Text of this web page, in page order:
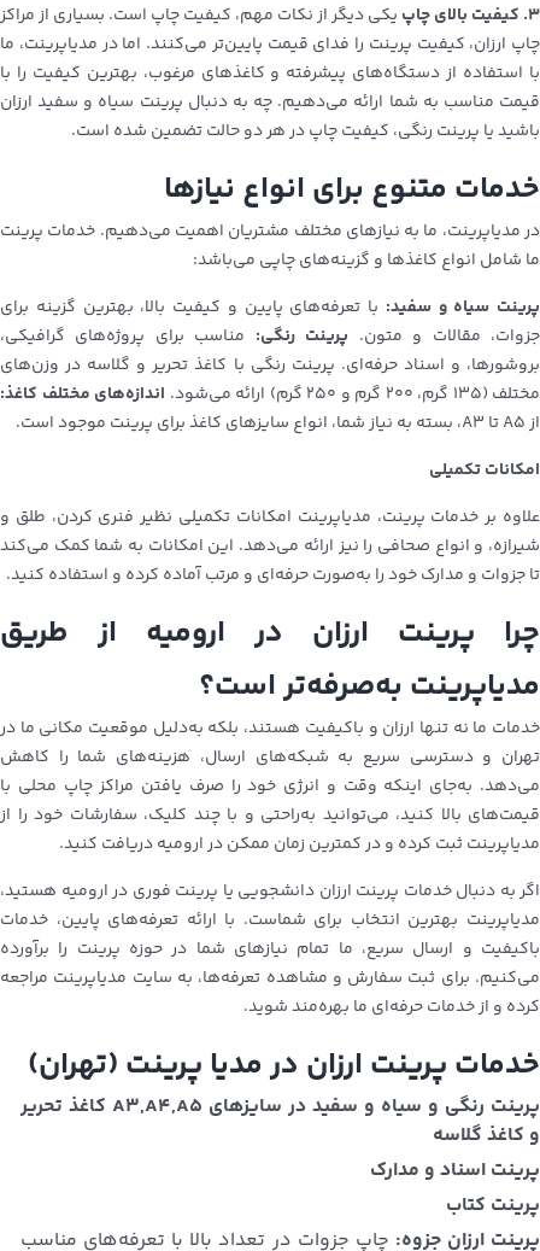
۳. کیفیت بالای چاپ
یکی دیگر از نکات مهم، کیفیت چاپ است. بسیاری از مراکز
چاپ ارزان، کیفیت پرینت را فدای قیمت پایین‌تر می‌کنند. اما در مدیاپرینت، ما
با استفاده از دستگاه‌های پیشرفته و کاغذهای مرغوب، بهترین کیفیت را با
قیمت مناسب به شما ارائه می‌دهیم. چه به دنبال پرینت سیاه و سفید ارزان
باشید یا پرینت رنگی، کیفیت چاپ در هر دو حالت تضمین شده است.
خدمات متنوع برای انواع نیازها
در مدیاپرینت، ما به نیازهای مختلف مشتریان اهمیت می‌دهیم. خدمات پرینت
ما شامل انواع کاغذها و گزینه‌های چاپی می‌باشد:
پرینت سیاه و سفید: با تعرفه‌های پایین و کیفیت بالا، بهترین گزینه برای
جزوات، مقالات و متون. پرینت رنگی: مناسب برای پروژه‌های گرافیکی،
بروشورها، و اسناد حرفه‌ای. پرینت رنگی با کاغذ تحریر و گلاسه در وزن‌های
مختلف (۱۳۵ گرم، ۲۰۰ گرم و ۲۵۰ گرم) ارائه می‌شود.
اندازه‌های مختلف کاغذ:
از A5 تا A3، بسته به نیاز شما، انواع سایزهای کاغذ برای پرینت موجود است.
امکانات تکمیلی
علاوه بر خدمات پرینت، مدیاپرینت امکانات تکمیلی نظیر فنری کردن، طلق و
شیرازه، و انواع صحافی را نیز ارائه می‌دهد. این امکانات به شما کمک می‌کند
تا جزوات و مدارک خود را به‌صورت حرفه‌ای و مرتب آماده کرده و استفاده کنید.
چرا پرینت ارزان در ارومیه از طریق
مدیاپرینت به‌صرفه‌تر است؟
خدمات ما نه تنها ارزان و باکیفیت هستند، بلکه به‌دلیل موقعیت مکانی ما در
تهران و دسترسی سریع به شبکه‌های ارسال، هزینه‌های شما را کاهش
می‌دهد. به‌جای اینکه وقت و انرژی خود را صرف یافتن مراکز چاپ محلی با
قیمت‌های بالا کنید، می‌توانید به‌راحتی و با چند کلیک، سفارشات خود را از
مدیاپرینت ثبت کرده و در کمترین زمان ممکن در ارومیه دریافت کنید.
اگر به دنبال خدمات پرینت ارزان دانشجویی یا پرینت فوری در ارومیه هستید،
مدیاپرینت بهترین انتخاب برای شماست. با ارائه تعرفه‌های پایین، خدمات
باکیفیت و ارسال سریع، ما تمام نیازهای شما در حوزه پرینت را برآورده
می‌کنیم. برای ثبت سفارش و مشاهده تعرفه‌ها، به سایت مدیاپرینت مراجعه
کرده و از خدمات حرفه‌ای ما بهره‌مند شوید.
خدمات پرینت ارزان در مدیا پرینت (تهران)
پرینت رنگی و سیاه و سفید در سایزهای A3,A4,A5 کاغذ تحریر
و کاغذ گلاسه
پرینت اسناد و مدارک
پرینت کتاب
پرینت ارزان جزوه: چاپ جزوات در تعداد بالا با تعرفه‌های مناسب